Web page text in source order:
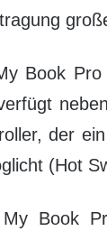
Book
der
(Hot
My Book